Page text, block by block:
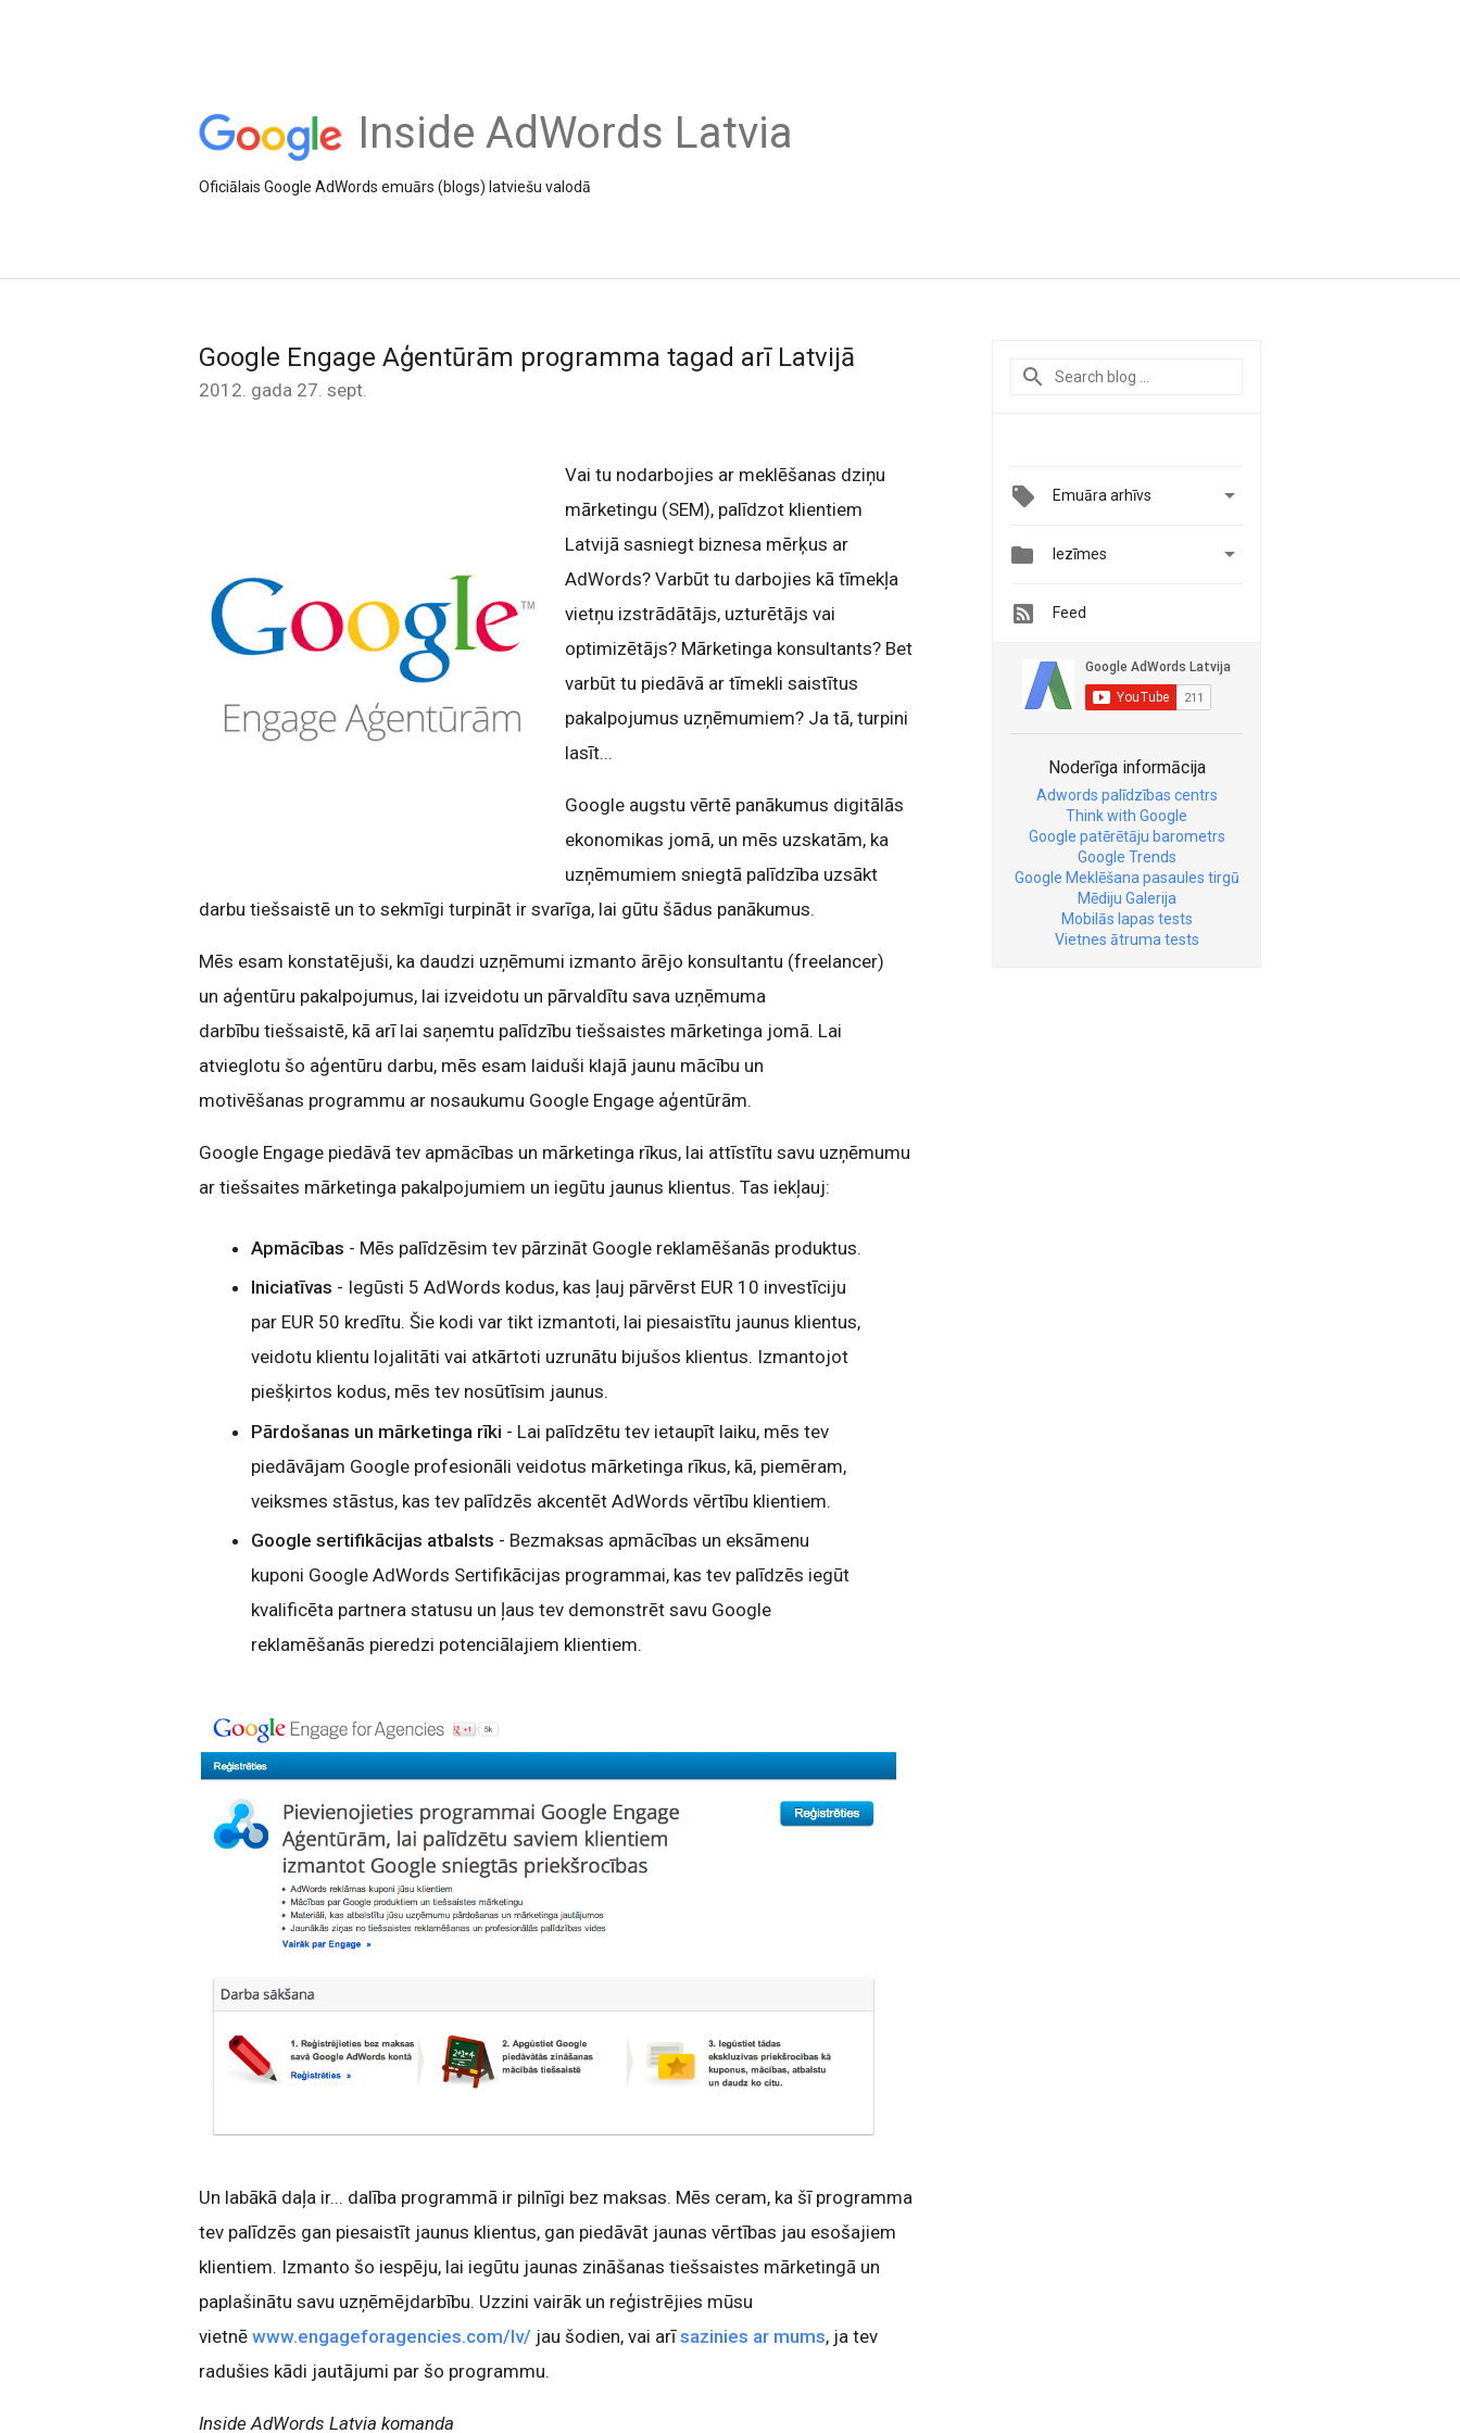
Inside AdWords Latvia
Oficiālais Google AdWords emuārs (blogs) latviešu valodā
Google Engage Aģentūrām programma tagad arī Latvijā
2012. gada 27. sept.
Vai tu nodarbojies ar meklēšanas dziņu
mārketingu (SEM), palīdzot klientiem
Latvijā sasniegt biznesa mērķus ar
AdWords? Varbūt tu darbojies kā tīmekļa
vietņu izstrādātājs, uzturētājs vai
optimizētājs? Mārketinga konsultants? Bet
varbūt tu piedāvā ar tīmekli saistītus
pakalpojumus uzņēmumiem? Ja tā, turpini
lasīt...
Google augstu vērtē panākumus digitālās
ekonomikas jomā, un mēs uzskatām, ka
uzņēmumiem sniegtā palīdzība uzsākt
darbu tiešsaistē un to sekmīgi turpināt ir svarīga, lai gūtu šādus panākumus.
Mēs esam konstatējuši, ka daudzi uzņēmumi izmanto ārējo konsultantu (freelancer)
un aģentūru pakalpojumus, lai izveidotu un pārvaldītu sava uzņēmuma
darbību tiešsaistē, kā arī lai saņemtu palīdzību tiešsaistes mārketinga jomā. Lai
atvieglotu šo aģentūru darbu, mēs esam laiduši klajā jaunu mācību un
motivēšanas programmu ar nosaukumu Google Engage aģentūrām.
Google Engage piedāvā tev apmācības un mārketinga rīkus, lai attīstītu savu uzņēmumu
ar tiešsaites mārketinga pakalpojumiem un iegūtu jaunus klientus. Tas iekļauj:
Apmācības - Mēs palīdzēsim tev pārzināt Google reklamēšanās produktus.
Iniciatīvas - Iegūsti 5 AdWords kodus, kas ļauj pārvērst EUR 10 investīciju
par EUR 50 kredītu. Šie kodi var tikt izmantoti, lai piesaistītu jaunus klientus,
veidotu klientu lojalitāti vai atkārtoti uzrunātu bijušos klientus. Izmantojot
piešķirtos kodus, mēs tev nosūtīsim jaunus.
Pārdošanas un mārketinga rīki - Lai palīdzētu tev ietaupīt laiku, mēs tev
piedāvājam Google profesionāli veidotus mārketinga rīkus, kā, piemēram,
veiksmes stāstus, kas tev palīdzēs akcentēt AdWords vērtību klientiem.
Google sertifikācijas atbalsts - Bezmaksas apmācības un eksāmenu
kuponi Google AdWords Sertifikācijas programmai, kas tev palīdzēs iegūt
kvalificēta partnera statusu un ļaus tev demonstrēt savu Google
reklamēšanās pieredzi potenciālajiem klientiem.
Un labākā daļa ir... dalība programmā ir pilnīgi bez maksas. Mēs ceram, ka šī programma
tev palīdzēs gan piesaistīt jaunus klientus, gan piedāvāt jaunas vērtības jau esošajiem
klientiem. Izmanto šo iespēju, lai iegūtu jaunas zināšanas tiešsaistes mārketingā un
paplašinātu savu uzņēmējdarbību. Uzzini vairāk un reģistrējies mūsu
vietnē www.engageforagencies.com/lv/ jau šodien, vai arīsazinies ar mums, ja tev
radušies kādi jautājumi par šo programmu.
Inside AdWords Latvia komanda
Emuāra arhīvs 
 Iezīmes 
Feed
Noderīga informācija
Adwords palīdzības centrs
Think with Google
Google patērētāju barometrs
Google Trends
Google Meklēšana pasaules tirgū
Mēdiju Galerija
Mobilās lapas tests
Vietnes ātruma tests